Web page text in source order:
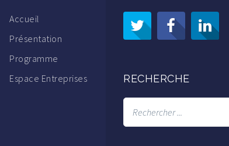
Accueil
Présentation
Programme
Espace Entreprises
RECHERCHE